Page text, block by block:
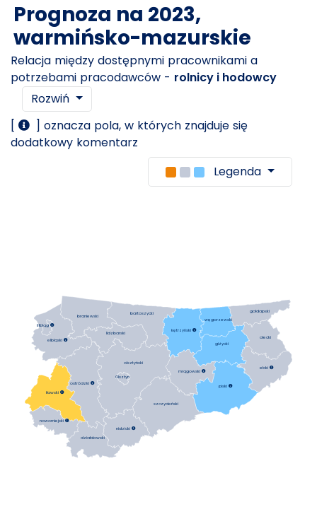
Prognoza na 2023,
warmińsko-mazurskie
Relacja między dostępnymi pracownikami a
potrzebami pracodawców - rolnicy i hodowcy
Rozwiń
[
] oznacza pola, w których znajduje się
dodatkowy komentarz
Legenda
bartoszycki
braniewski
działdowski
elbląski 
ełcki
giżycki
iławski 
kętrzyński
lidzbarski
mrągowski
nidzicki 
nowomiejski
olecki
olsztyński
ostródzki 
piski
szczycieński
gołdapski
węgorzewski
Elbląg
Olsztyn